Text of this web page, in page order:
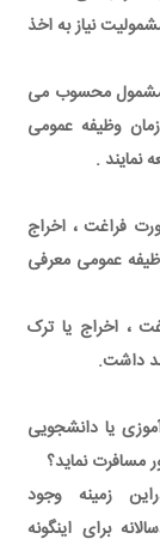
نیاز به اخذ
۱۴۰۰/۰۵/۰۱ به عنوان مشمول محسوب می
مجوز از سازمان وظیفه عمومی
نمایند .
فراغت ، اخراج
عمومی معرفی
وقوع فراغت ، اخراج یا ترک
داشت.
یا دانشجویی
مسافرت نماید؟
زمینه وجود
برای اینگونه